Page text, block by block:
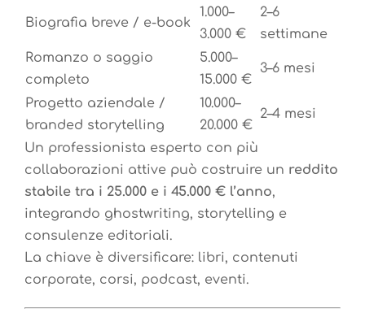
Biografia breve / e-book
1.000–
3.000 €
2–6
settimane
Romanzo o saggio
completo
5.000–
15.000 €
3–6 mesi
Progetto aziendale /
branded storytelling
10.000–
20.000 €
2–4 mesi
Un professionista esperto con più
collaborazioni attive può costruire un reddito
stabile tra i 25.000 e i 45.000 € l’anno,
integrando ghostwriting, storytelling e
consulenze editoriali.
La chiave è diversificare: libri, contenuti
corporate, corsi, podcast, eventi.